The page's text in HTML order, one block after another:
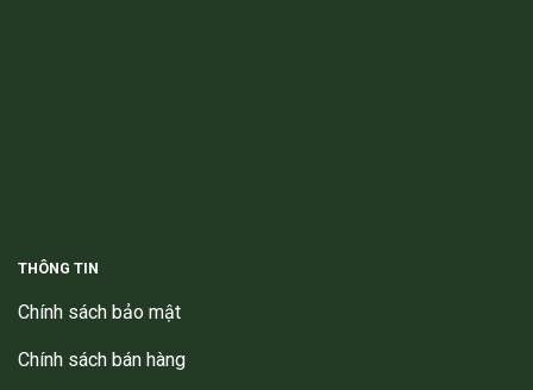
THÔNG TIN
Chính sách bảo mật
Chính sách bán hàng